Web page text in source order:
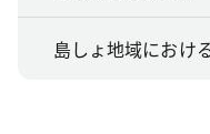
島しょ地域におけ